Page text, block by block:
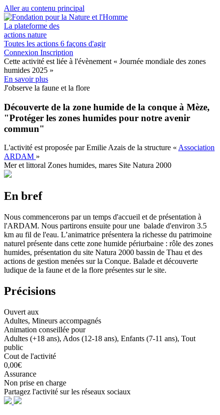
Aller au contenu principal
La plateforme des
actions nature
Toutes les actions 6 façons d'agir
Connexion Inscription
Cette activité est liée à l'évènement « Journée mondiale des zones
humides 2025 »
En savoir plus
J'observe la faune et la flore
Découverte de la zone humide de la conque à Mèze,
"Protéger les zones humides pour notre avenir
commun"
L'activité est proposée parEmilie Azais de la structure « Association
ARDAM »
Mer et littoral Zones humides, mares Site Natura 2000
En bref
Nous commencerons par un temps d'accueil et de présentation à
l'ARDAM. Nous partirons ensuite pour une balade d'environ 3.5
km au fil de l'eau. L’animatrice présentera la richesse du patrimoine
naturel présente dans cette zone humide périurbaine : rôle des zones
humides, présentation du site Natura 2000 bassin de Thau et des
actions de gestion menées sur la Conque. Balade et découverte
ludique de la faune et de la flore présentes sur le site.
Précisions
Ouvert aux
Adultes, Mineurs accompagnés
Animation conseillée pour
Adultes (+18 ans), Ados (12-18 ans), Enfants (7-11 ans), Tout
public
Cout de l'activité
0,00€
Assurance
Non prise en charge
Partagez l'activité sur les réseaux sociaux